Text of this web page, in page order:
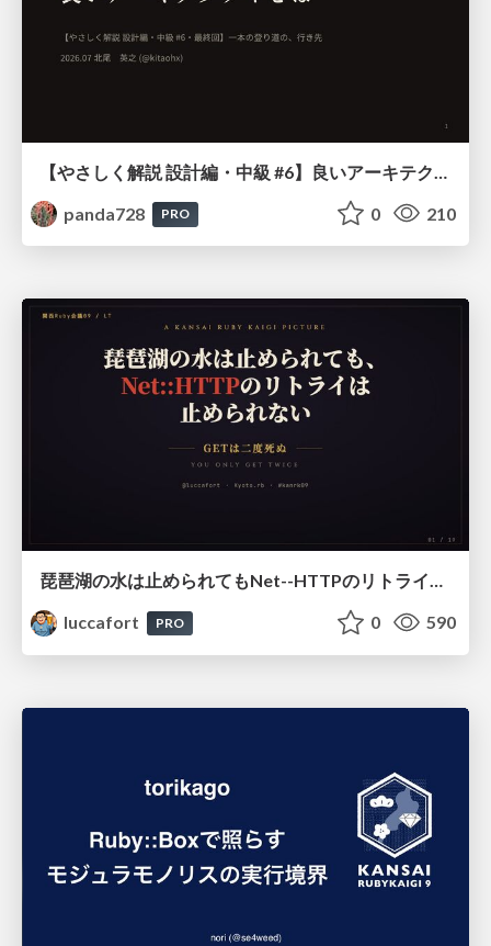
panda728
PRO 0 210
琵琶湖の水は止められてもNet--HTTPのリトライは止められない / You might be able to stop the water flow of Lake Biwa but you can't stop Net::HTTP retries
luccafort
PRO 0 590